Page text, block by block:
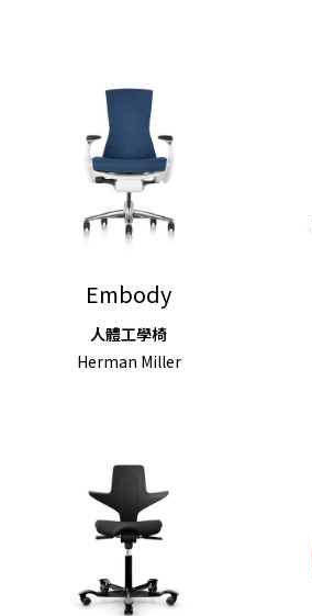
Embody
人體工學椅
Herman Miller